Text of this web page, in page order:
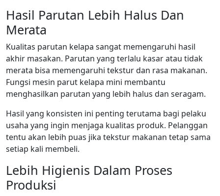
Hasil Parutan Lebih Halus Dan
Merata
Kualitas parutan kelapa sangat memengaruhi hasil
akhir masakan. Parutan yang terlalu kasar atau tidak
merata bisa memengaruhi tekstur dan rasa makanan.
Fungsi mesin parut kelapa mini membantu
menghasilkan parutan yang lebih halus dan seragam.
Hasil yang konsisten ini penting terutama bagi pelaku
usaha yang ingin menjaga kualitas produk. Pelanggan
tentu akan lebih puas jika tekstur makanan tetap sama
setiap kali membeli.
Lebih Higienis Dalam Proses
Produksi